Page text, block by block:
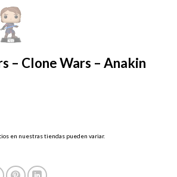
– Clone Wars – Anakin
en nuestras tiendas pueden variar.